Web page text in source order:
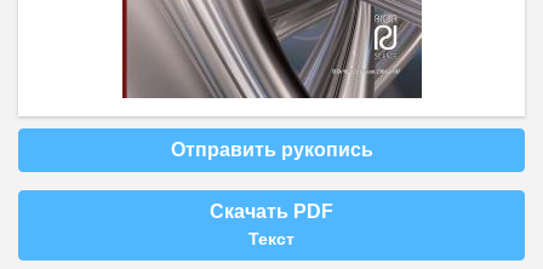
Отправить рукопись
Скачать PDF
Текст